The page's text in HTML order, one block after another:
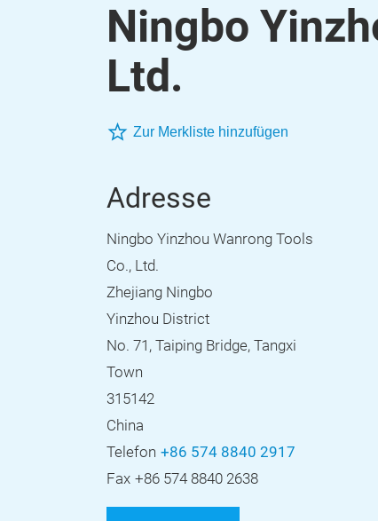
Ningbo
Ltd.
Zur Merkliste hinzufügen
Adresse
Ningbo Yinzhou Wanrong Tools
Co., Ltd.
Zhejiang Ningbo
Yinzhou District
No. 71, Taiping Bridge, Tangxi
Town
315142
China
Telefon +86 574 8840 2917
Fax +86 574 8840 2638